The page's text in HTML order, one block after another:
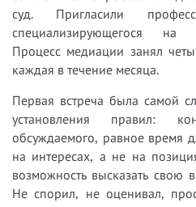
суд. Пригласили
специализирующегося на
Процесс медиации занял
каждая в течение месяца.
Первая встреча была самой
установления правил:
обсуждаемого, равное время
на интересах, а не на
возможность высказать
Не спорил, не оценивал,